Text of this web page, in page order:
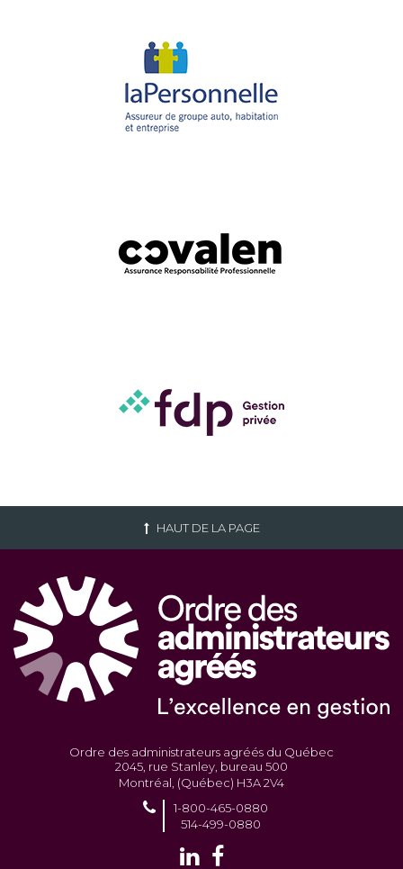
HAUT DE LA PAGE
Ordre des administrateurs agréés du Québec
2045, rue Stanley, bureau 500
Montréal, (Québec) H3A 2V4
1-800-465-0880
514-499-0880